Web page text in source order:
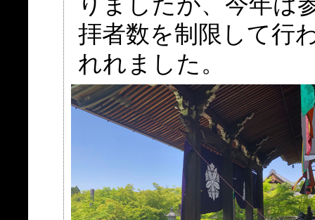
拝者数を制限して行
れれました。